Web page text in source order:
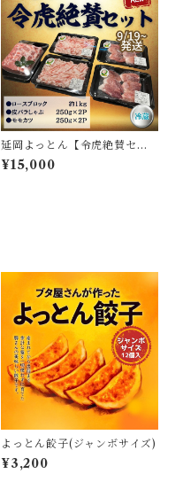
延岡よっとん【令虎絶賛セッ
ト】※冷蔵
¥15,000
よっとん餃子(ジャンボサイズ)
¥3,200